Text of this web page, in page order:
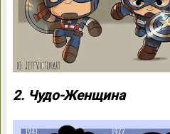
2. Чудо-Женщина